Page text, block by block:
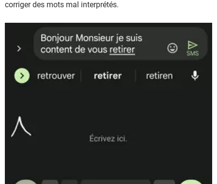
corriger des mots mal interprétés.